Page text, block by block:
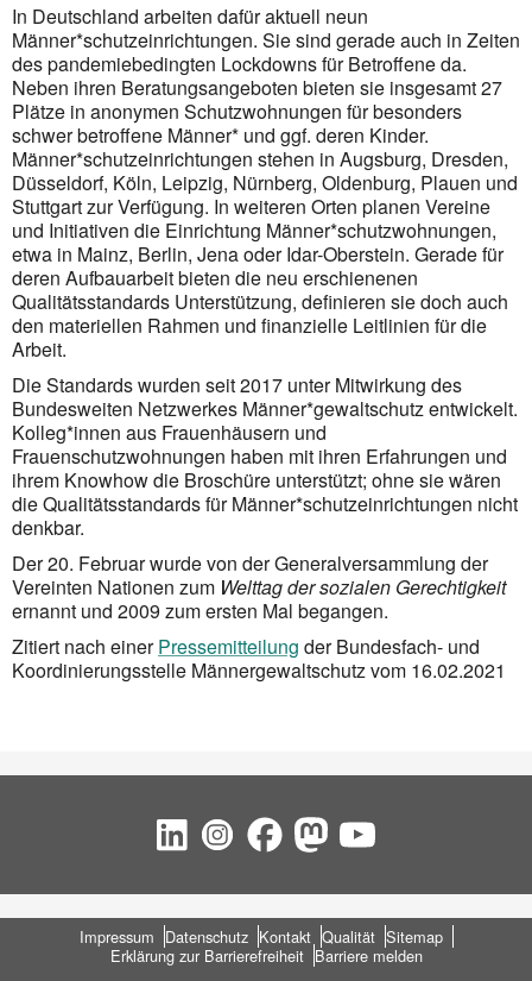
In Deutschland arbeiten dafür aktuell neun
Männer*schutzeinrichtungen. Sie sind gerade auch in Zeiten
des pandemiebedingten Lockdowns für Betroffene da.
Neben ihren Beratungsangeboten bieten sie insgesamt 27
Plätze in anonymen Schutzwohnungen für besonders
schwer betroffene Männer* und ggf. deren Kinder.
Männer*schutzeinrichtungen stehen in Augsburg, Dresden,
Düsseldorf, Köln, Leipzig, Nürnberg, Oldenburg, Plauen und
Stuttgart zur Verfügung. In weiteren Orten planen Vereine
und Initia­tiven die Einrichtung Männer*schutzwohnungen,
etwa in Mainz, Berlin, Jena oder Idar-Oberstein. Gerade für
deren Aufbauarbeit bieten die neu erschienenen
Qualitätsstandards Unterstützung, definieren sie doch auch
den materiellen Rahmen und finanzielle Leitlinien für die
Arbeit.
Die Standards wurden seit 2017 unter Mitwirkung des
Bundesweiten Netzwerkes Männer*gewaltschutz entwickelt.
Kolleg*innen aus Frauenhäusern und
Frauenschutzwohnungen haben mit ihren Erfahrungen und
ihrem Knowhow die Broschüre unterstützt; ohne sie wären
die Qualitätsstandards für Männer*schutz­einrichtungen nicht
denkbar.
Der 20. Februar wurde von der Generalversammlung der
Vereinten Nationen zum Welttag der sozialen Gerechtigkeit
ernannt und 2009 zum ersten Mal begangen.
Zitiert nach einerPressemitteilung der Bundesfach- und
Koordinierungsstelle Männergewaltschutz vom 16.02.2021
Social Bookmarks
FußbereichImpressum Datenschutz Kontakt Qualität Sitemap
Erklärung zur Barrierefreiheit Barriere melden